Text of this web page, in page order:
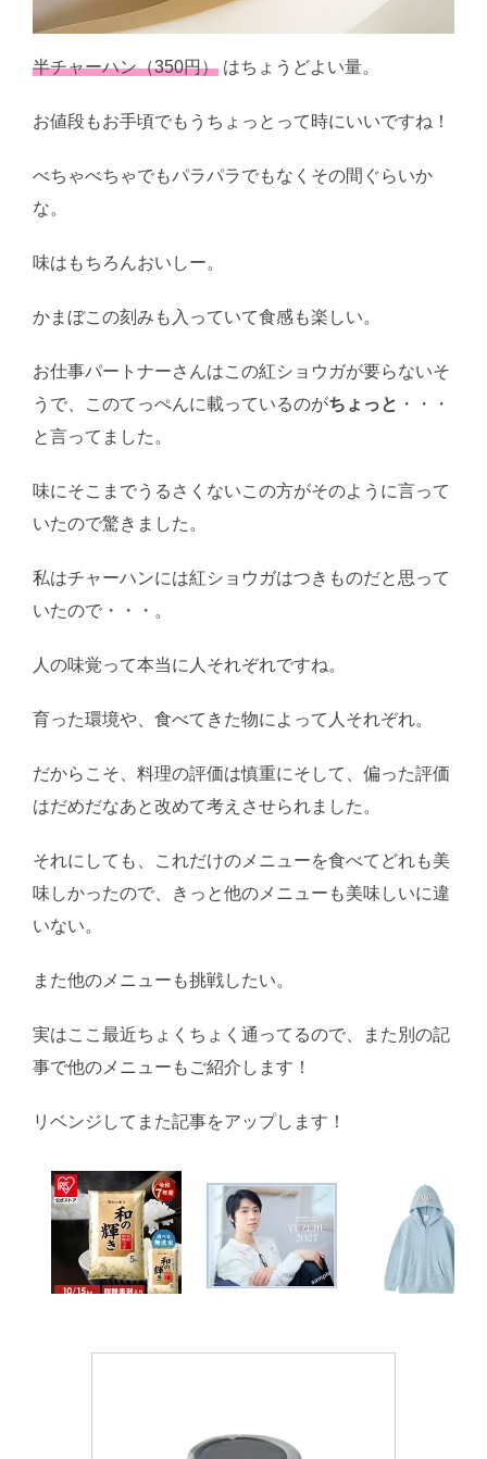
半チャーハン（350円） はちょうどよい量。
お値段もお手頃でもうちょっとって時にいいですね！
べちゃべちゃでもパラパラでもなくその間ぐらいか
な。
味はもちろんおいしー。
かまぼこの刻みも入っていて食感も楽しい。
お仕事パートナーさんはこの紅ショウガが要らないそ
うで、このてっぺんに載っているのがちょっと ・・・
と言ってました。
味にそこまでうるさくないこの方がそのように言って
いたので驚きました。
私はチャーハンには紅ショウガはつきものだと思って
いたので・・・。
人の味覚って本当に人それぞれですね。
育った環境や、食べてきた物によって人それぞれ。
だからこそ、料理の評価は慎重にそして、偏った評価
はだめだなあと改めて考えさせられました。
それにしても、これだけのメニューを食べてどれも美
味しかったので、きっと他のメニューも美味しいに違
いない。
また他のメニューも挑戦したい。
実はここ最近ちょくちょく通ってるので、また別の記
事で他のメニューもご紹介します！
リベンジしてまた記事をアップします！